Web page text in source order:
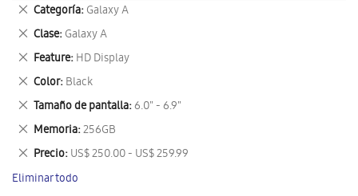
Categoría Galaxy A
Eliminar
este
artículo
Clase Galaxy A
Eliminar
este
artículo
Feature HD Display
Eliminar
este
artículo
Color Black
Eliminar
este
artículo
Tamaño de pantalla 6.0" - 6.9"
Eliminar
este
artículo
Memoria 256GB
Eliminar
este
artículo
Precio US$ 250.00 - US$ 259.99
Eliminar
este
artículo
Eliminar todo